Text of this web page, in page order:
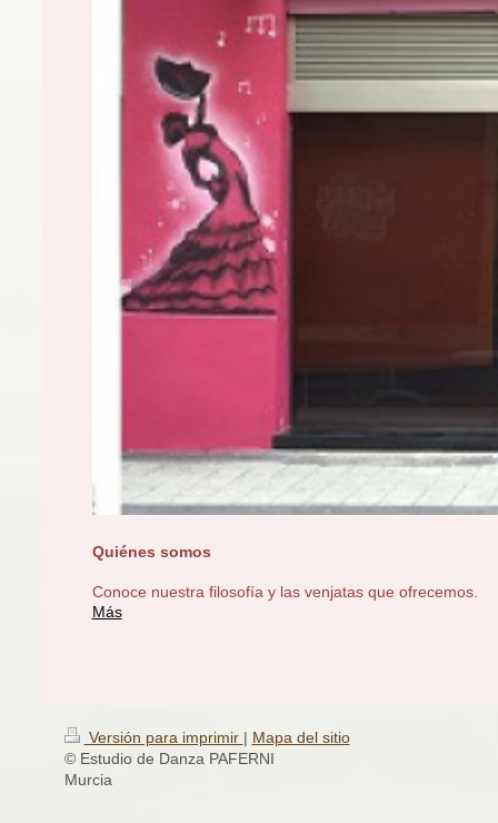
Quiénes somos
Conoce nuestra filosofía y las venjatas que ofrecemos.
Más
Versión para imprimir | Mapa del sitio
© Estudio de Danza PAFERNI
Murcia